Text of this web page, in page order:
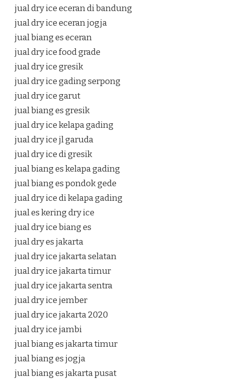
jual dry ice eceran di bandung
jual dry ice eceran jogja
jual biang es eceran
jual dry ice food grade
jual dry ice gresik
jual dry ice gading serpong
jual dry ice garut
jual biang es gresik
jual dry ice kelapa gading
jual dry ice jl garuda
jual dry ice di gresik
jual biang es kelapa gading
jual biang es pondok gede
jual dry ice di kelapa gading
jual es kering dry ice
jual dry ice biang es
jual dry es jakarta
jual dry ice jakarta selatan
jual dry ice jakarta timur
jual dry ice jakarta sentra
jual dry ice jember
jual dry ice jakarta 2020
jual dry ice jambi
jual biang es jakarta timur
jual biang es jogja
jual biang es jakarta pusat